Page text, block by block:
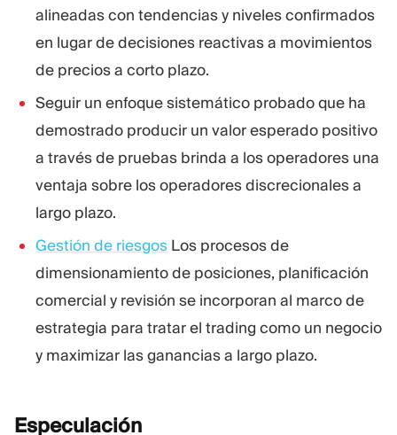
alineadas con tendencias y niveles confirmados
en lugar de decisiones reactivas a movimientos
de precios a corto plazo.
Seguir un enfoque sistemático probado que ha
demostrado producir un valor esperado positivo
a través de pruebas brinda a los operadores una
ventaja sobre los operadores discrecionales a
largo plazo.
Gestión de riesgos Los procesos de
dimensionamiento de posiciones, planificación
comercial y revisión se incorporan al marco de
estrategia para tratar el trading como un negocio
y maximizar las ganancias a largo plazo.
Especulación